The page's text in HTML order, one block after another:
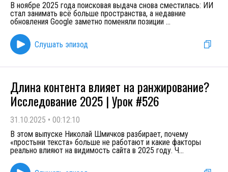
В ноябре 2025 года поисковая выдача снова сместилась: ИИ
стал занимать всё больше пространства, а недавние
обновления Google заметно поменяли позиции ...
Слушать эпизод
Длина контента влияет на ранжирование?
Исследование 2025 | Урок #526
31.10.2025 • 00:12:10
В этом выпуске Николай Шмичков разбирает, почему
«простыни текста» больше не работают и какие факторы
реально влияют на видимость сайта в 2025 году. Ч...